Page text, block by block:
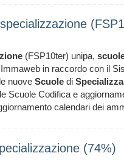
(FSP10ter) unipa,
in raccordo con il
nuove Scuole di
Scuole Codifica e
calendari dei
(74%)